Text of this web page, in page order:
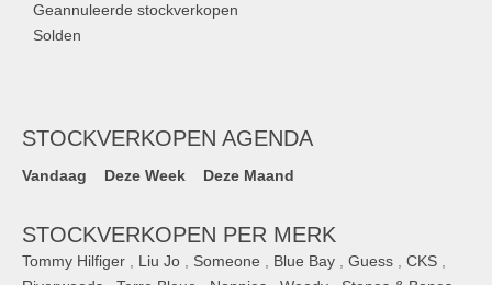
Geannuleerde stockverkopen
Solden
STOCKVERKOPEN AGENDA
Vandaag Deze Week Deze Maand
STOCKVERKOPEN PER MERK
Tommy Hilfiger Liu Jo Someone Blue Bay Guess CKS